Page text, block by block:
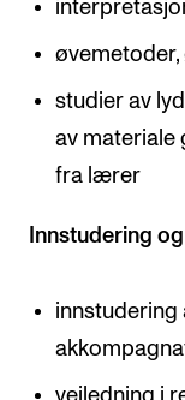
studier av
av materiale
fra lærer
Innstudering
innstudering
veiledning i